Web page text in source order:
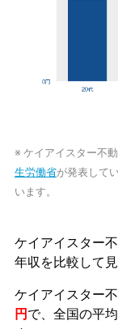
※ ケイアイスター不
生労働省が発表して
います。
ケイアイスター
年収を比較して
ケイアイスター
円 で、全国の平